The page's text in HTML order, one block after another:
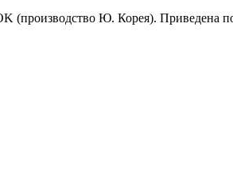
(производство Ю. Корея). Приведена